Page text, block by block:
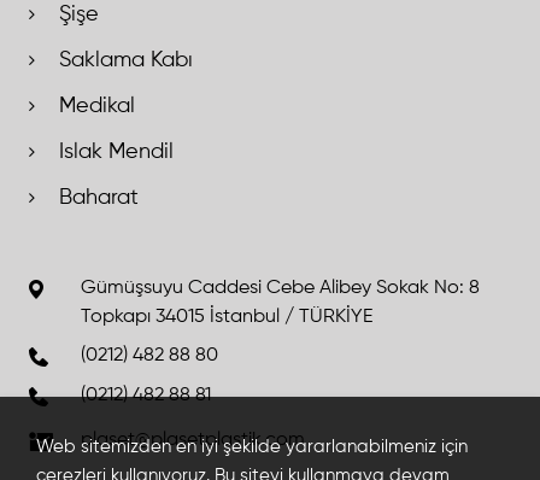
Şişe
Saklama Kabı
Medikal
Islak Mendil
Baharat
Gümüşsuyu Caddesi Cebe Alibey Sokak No: 8
Topkapı 34015 İstanbul / TÜRKİYE
(0212) 482 88 80
(0212) 482 88 81
plaset@plasetplastik.com
Web sitemizden en iyi şekilde yararlanabilmeniz için
çerezleri kullanıyoruz. Bu siteyi kullanmaya devam